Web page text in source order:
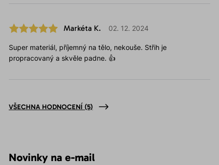
Markéta K. 02. 12. 2024
Super materiál, příjemný na tělo, nekouše. Střih je
propracovaný a skvěle padne. 👍
VŠECHNA HODNOCENÍ (5)
Novinky na e-mail